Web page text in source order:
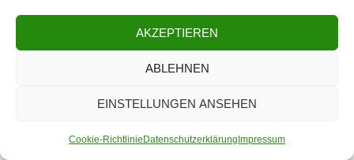
AKZEPTIEREN
ABLEHNEN
EINSTELLUNGEN ANSEHEN
Cookie-Richtlinie Datenschutzerklärung Impressum